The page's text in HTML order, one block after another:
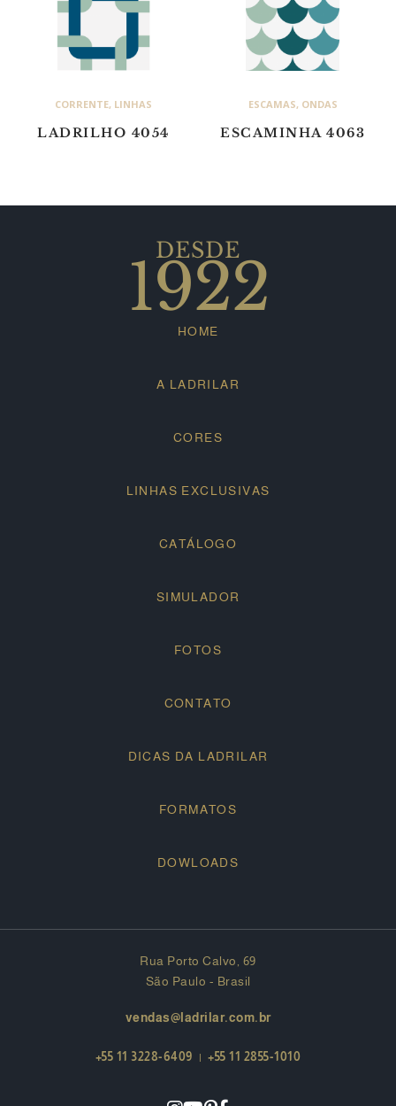
CORRENTE, LINHAS
LADRILHO 4054
ESCAMAS, ONDAS
ESCAMINHA 4063
DESDE
1922
HOME
A LADRILAR
CORES
LINHAS EXCLUSIVAS
CATÁLOGO
SIMULADOR
FOTOS
CONTATO
DICAS DA LADRILAR
FORMATOS
DOWLOADS
Rua Porto Calvo, 69
São Paulo - Brasil
vendas@ladrilar.com.br
+55 11 3228-6409 | +55 11 2855-1010